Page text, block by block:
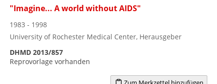
"Imagine... A world without AIDS"
1983 - 1998
University of Rochester Medical Center, Herausgeber
DHMD 2013/857
Reprovorlage vorhanden